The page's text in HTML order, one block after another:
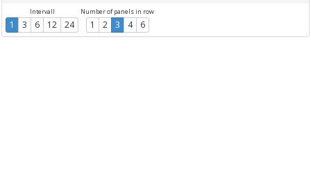
Intervall
1 3 6 12 24
Number of panels in row
1 2 3 4 6